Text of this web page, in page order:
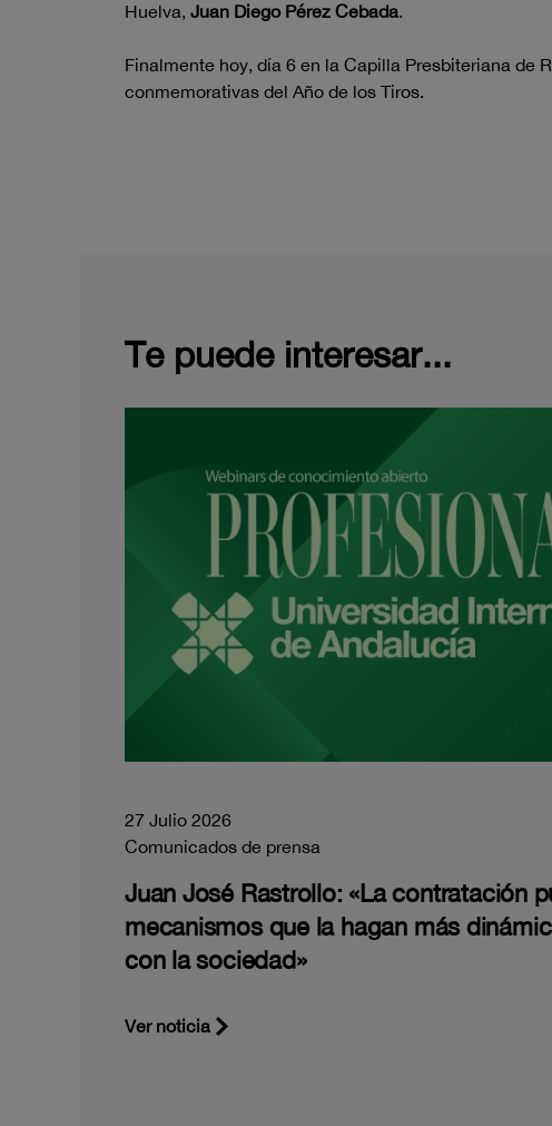
Huelva, Juan Diego Pérez Cebada.
Finalmente hoy, día 6 en la Capilla Presbiteriana de
conmemorativas del Año de los Tiros.
Te puede interesar...
27 Julio 2026
Comunicados de prensa
Juan José Rastrollo: «La contratación
mecanismos que la hagan más
con la sociedad»
Ver noticia